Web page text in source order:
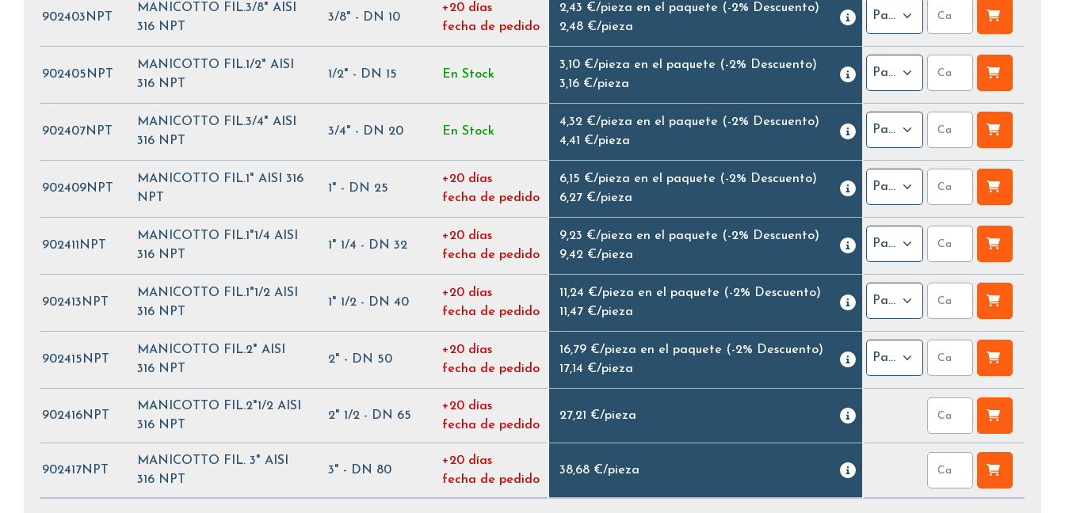
902403NPT
MANICOTTO FIL.3/8" AISI
316 NPT
3/8" - DN 10
+20 días
fecha de pedido
2,43 €/pieza en el paquete (-2% Descuento)
2,48 €/pieza
Paquete
902405NPT
MANICOTTO FIL.1/2" AISI
316 NPT
1/2" - DN 15 En Stock
3,10 €/pieza en el paquete (-2% Descuento)
3,16 €/pieza
Paquete
902407NPT
MANICOTTO FIL.3/4" AISI
316 NPT
3/4" - DN 20 En Stock
4,32 €/pieza en el paquete (-2% Descuento)
4,41 €/pieza
Paquete
902409NPT
MANICOTTO FIL.1" AISI 316
NPT
1" - DN 25
+20 días
fecha de pedido
6,15 €/pieza en el paquete (-2% Descuento)
6,27 €/pieza
Paquete
902411NPT
MANICOTTO FIL.1"1/4 AISI
316 NPT
1" 1/4 - DN 32
+20 días
fecha de pedido
9,23 €/pieza en el paquete (-2% Descuento)
9,42 €/pieza
Paquete
902413NPT
MANICOTTO FIL.1"1/2 AISI
316 NPT
1" 1/2 - DN 40
+20 días
fecha de pedido
11,24 €/pieza en el paquete (-2% Descuento)
11,47 €/pieza
Paquete
902415NPT
MANICOTTO FIL.2" AISI
316 NPT
2" - DN 50
+20 días
fecha de pedido
16,79 €/pieza en el paquete (-2% Descuento)
17,14 €/pieza
Paquete
902416NPT
MANICOTTO FIL.2"1/2 AISI
316 NPT
2" 1/2 - DN 65
+20 días
fecha de pedido
27,21 €/pieza
902417NPT
MANICOTTO FIL. 3" AISI
316 NPT
3" - DN 80
+20 días
fecha de pedido
38,68 €/pieza